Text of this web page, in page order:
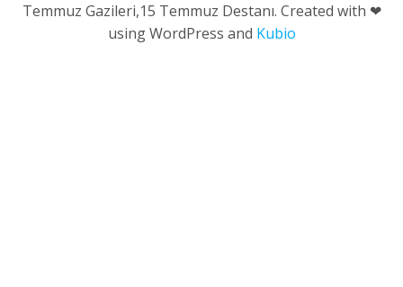
Temmuz Gazileri,15 Temmuz Destanı. Created with ❤
using WordPress and Kubio